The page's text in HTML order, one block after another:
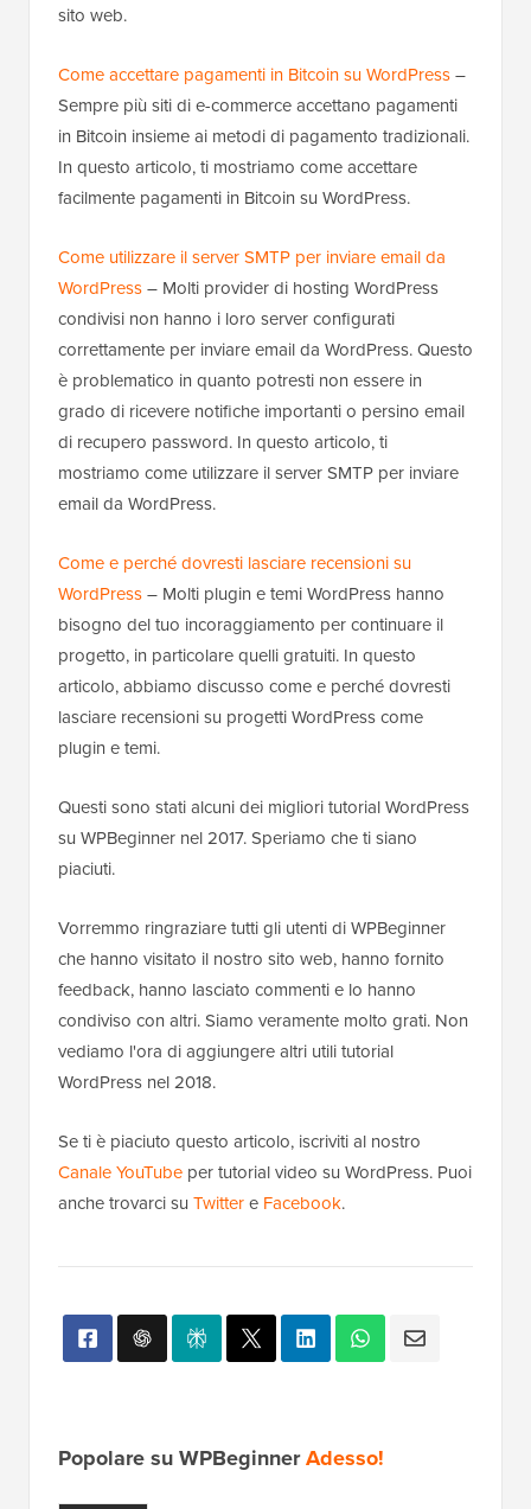
sito web.
Come accettare pagamenti in Bitcoin su WordPress–
Sempre più siti di e-commerce accettano pagamenti
in Bitcoin insieme ai metodi di pagamento tradizionali.
In questo articolo, ti mostriamo come accettare
facilmente pagamenti in Bitcoin su WordPress.
Come utilizzare il server SMTP per inviare email da
WordPress– Molti provider di hosting WordPress
condivisi non hanno i loro server configurati
correttamente per inviare email da WordPress. Questo
è problematico in quanto potresti non essere in
grado di ricevere notifiche importanti o persino email
di recupero password. In questo articolo, ti
mostriamo come utilizzare il server SMTP per inviare
email da WordPress.
Come e perché dovresti lasciare recensioni su
WordPress– Molti plugin e temi WordPress hanno
bisogno del tuo incoraggiamento per continuare il
progetto, in particolare quelli gratuiti. In questo
articolo, abbiamo discusso come e perché dovresti
lasciare recensioni su progetti WordPress come
plugin e temi.
Questi sono stati alcuni dei migliori tutorial WordPress
su WPBeginner nel 2017. Speriamo che ti siano
piaciuti.
Vorremmo ringraziare tutti gli utenti di WPBeginner
che hanno visitato il nostro sito web, hanno fornito
feedback, hanno lasciato commenti e lo hanno
condiviso con altri. Siamo veramente molto grati. Non
vediamo l'ora di aggiungere altri utili tutorial
WordPress nel 2018.
Se ti è piaciuto questo articolo, iscriviti al nostro
Canale YouTube per tutorial video su WordPress. Puoi
anche trovarci su Twittere Facebook.
Popolare su WPBeginnerAdesso!